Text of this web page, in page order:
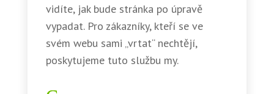
vidíte, jak bude stránka po úpravě
vypadat. Pro zákazníky, kteří se ve
svém webu sami „vrtat“ nechtějí,
poskytujeme tuto službu my.